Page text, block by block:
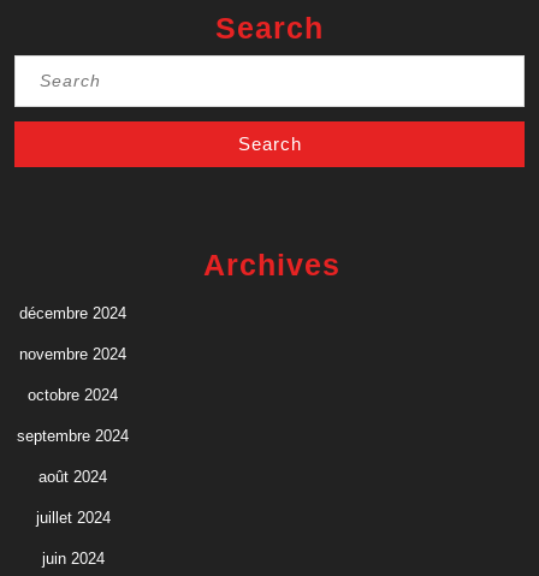
Search
Archives
décembre 2024
novembre 2024
octobre 2024
septembre 2024
août 2024
juillet 2024
juin 2024